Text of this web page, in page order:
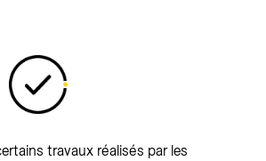
travaux réalisés par les